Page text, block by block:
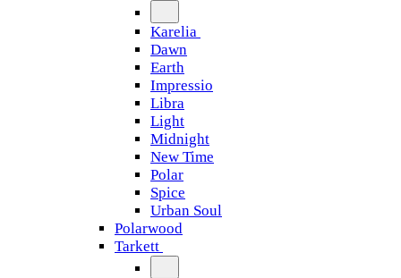
Karelia
Dawn
Earth
Impressio
Libra
Light
Midnight
New Time
Polar
Spice
Urban Soul
Polarwood
Tarkett